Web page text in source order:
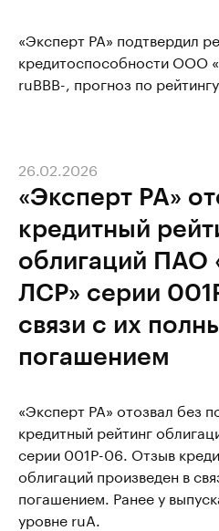
«Эксперт РА» подтвердил
кредитоспособности ООО
ruBBB-, прогноз по
«Эксперт РА»
кредитный
облигаций ПАО
ЛСР» серии
связи с их
погашением
26.02.2026
«Эксперт РА» отозвал без
кредитный рейтинг
серии 001Р-06. Отзыв
облигаций произведен в
погашением. Ранее у
уровне ruA.